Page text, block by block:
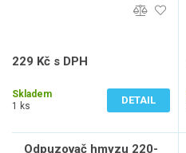
229 Kč s DPH
Skladem
1 ks
DETAIL
Odpuzovač hmyzu 220-